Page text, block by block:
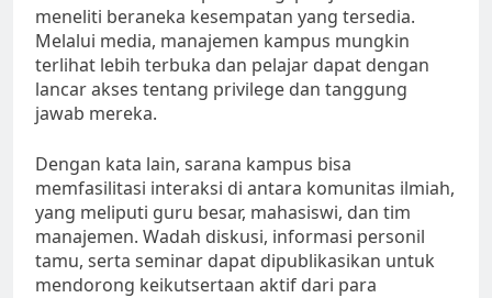
meneliti beraneka kesempatan yang tersedia.
Melalui media, manajemen kampus mungkin
terlihat lebih terbuka dan pelajar dapat dengan
lancar akses tentang privilege dan tanggung
jawab mereka.
Dengan kata lain, sarana kampus bisa
memfasilitasi interaksi di antara komunitas ilmiah,
yang meliputi guru besar, mahasiswi, dan tim
manajemen. Wadah diskusi, informasi personil
tamu, serta seminar dapat dipublikasikan untuk
mendorong keikutsertaan aktif dari para